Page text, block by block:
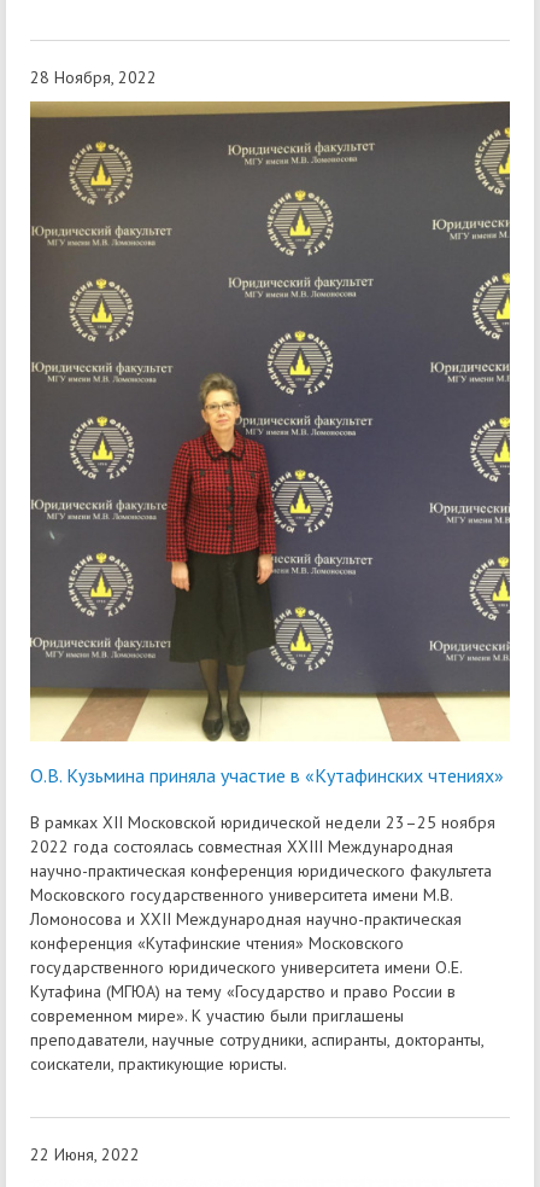
28 Ноября, 2022
О.В. Кузьмина приняла участие в «Кутафинских чтениях»
В рамках XII Московской юридической недели 23–25 ноября
2022 года состоялась совместная XXIII Международная
научно-практическая конференция юридического факультета
Московского государственного университета имени М.В.
Ломоносова и XXII Международная научно-практическая
конференция «Кутафинские чтения» Московского
государственного юридического университета имени О.Е.
Кутафина (МГЮА) на тему «Государство и право России в
современном мире». К участию были приглашены
преподаватели, научные сотрудники, аспиранты, докторанты,
соискатели, практикующие юристы.
22 Июня, 2022